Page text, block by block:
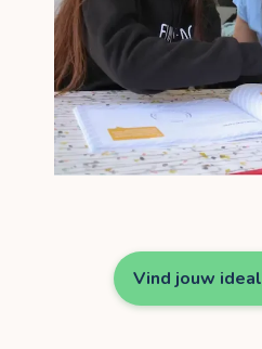
Vind jouw